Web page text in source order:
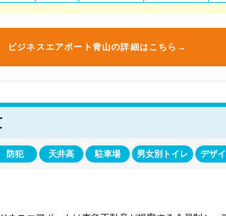
ビジネスエアポート青山の詳細はこちら→
防犯 天井高 駐車場 男女別トイレ デザ